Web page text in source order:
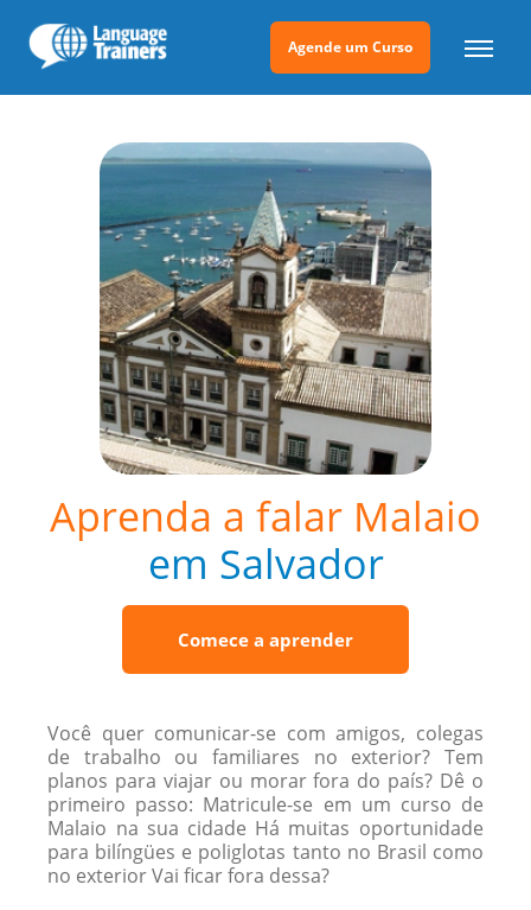
Agende um Curso
Aprenda a falar Malaio
em Salvador
Comece a aprender
Você quer comunicar-se com amigos, colegas
de trabalho ou familiares no exterior? Tem
planos para viajar ou morar fora do país? Dê o
primeiro passo: Matricule-se em um curso de
Malaio na sua cidade Há muitas oportunidade
para bilíngües e poliglotas tanto no Brasil como
no exterior Vai ficar fora dessa?